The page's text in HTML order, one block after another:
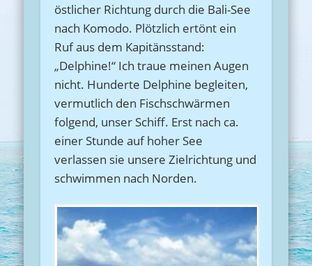
östlicher Richtung durch die Bali-See
nach Komodo. Plötzlich ertönt ein
Ruf aus dem Kapitänsstand:
„Delphine!“ Ich traue meinen Augen
nicht. Hunderte Delphine begleiten,
vermutlich den Fischschwärmen
folgend, unser Schiff. Erst nach ca.
einer Stunde auf hoher See
verlassen sie unsere Zielrichtung und
schwimmen nach Norden.